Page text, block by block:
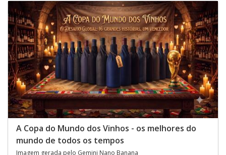
A Copa do Mundo dos Vinhos - os melhores do
mundo de todos os tempos
Imagem gerada pelo Gemini Nano Banana